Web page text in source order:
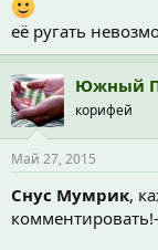
её ругать
Южный
корифей
Май 27, 2015
Снус Мумрик,